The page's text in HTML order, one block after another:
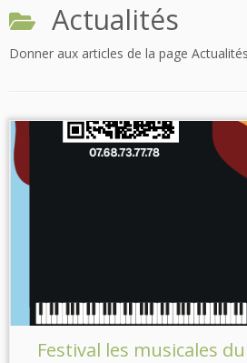
contenu
Actualités
Donner aux articles de la page Actualités
Festival les musicales